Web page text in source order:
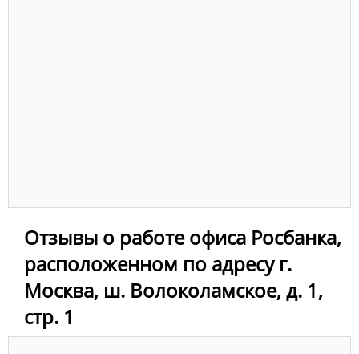
Отзывы о работе офиса Росбанка,
расположенном по адресу г.
Москва, ш. Волоколамское, д. 1,
стр. 1